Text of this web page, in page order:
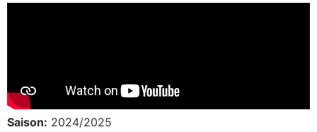
Saison: 2024/2025